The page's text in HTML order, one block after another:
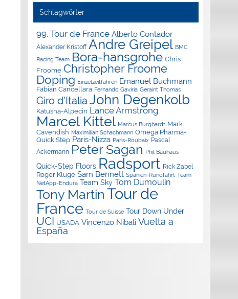
Schlagwörter
99. Tour de France Alberto Contador
Alexander Kristoff Andre Greipel BMC
Racing Team Bora-hansgrohe Chris
Froome Christopher Froome
Doping Einzelzeitfahren Emanuel Buchmann
Fabian Cancellara Fernando Gaviria Geraint Thomas
Giro d'Italia John Degenkolb
Katusha-Alpecin Lance Armstrong
Marcel Kittel Marcus Burghardt Mark
Cavendish Maximilian Schachmann Omega Pharma-
Quick Step Paris-Nizza Paris-Roubaix Pascal
Ackermann Peter Sagan Phil Bauhaus
Quick-Step Floors Radsport Rick Zabel
Roger Kluge Sam Bennett Spanien-Rundfahrt Team
NetApp-Endura Team Sky Tom Dumoulin
Tony Martin Tour de
France Tour de Suisse Tour Down Under
UCI USADA Vincenzo Nibali Vuelta a
España